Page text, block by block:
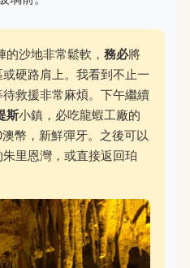
的沙地非常鬆軟， 務必將
硬路肩上。我看到不止一
救援非常麻煩。下午繼續
斯小鎮，必吃龍蝦工廠的
幣，新鮮彈牙。之後可以
里恩灣，或直接返回珀